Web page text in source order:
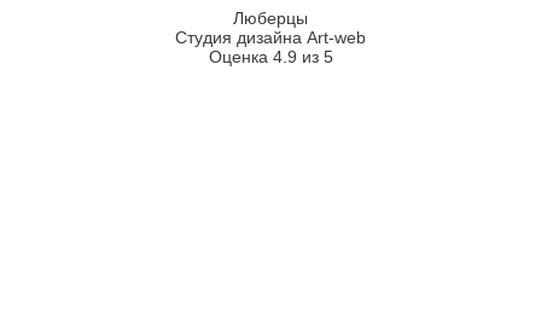
Люберцы
Студия дизайна Art-web
Оценка 4.9 из 5